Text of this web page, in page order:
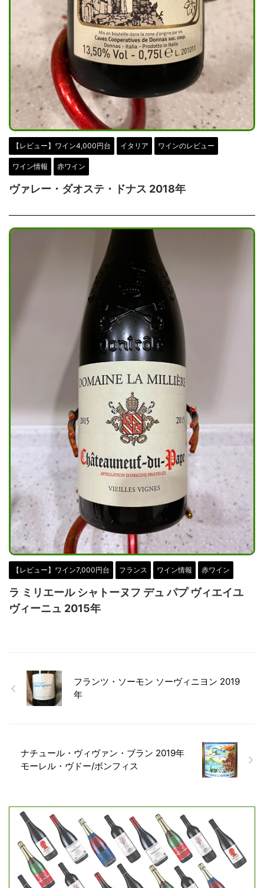
【レビュー】ワイン4,000円台 イタリア ワインのレビュー
ワイン情報 赤ワイン
ヴァレー・ダオステ・ドナス 2018年
【レビュー】ワイン7,000円台 フランス ワイン情報 赤ワイン
ラ ミリエール シャトーヌフ デュ パプ ヴィエイユ
ヴィーニュ 2015年
フランツ・ソーモン ソーヴィニヨン 2019
年
ナチュール・ヴィヴァン・ブラン 2019年
モーレル・ヴドー/ボンフィス